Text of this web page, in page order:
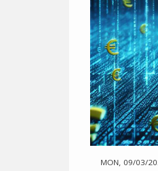
MON, 09/03/